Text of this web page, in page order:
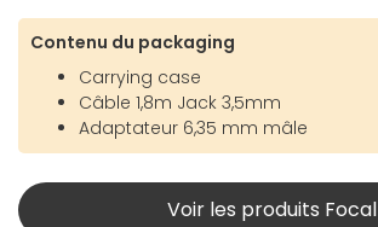
Contenu du packaging
Carrying case
Câble 1,8m Jack 3,5mm
Adaptateur 6,35 mm mâle
Voir les produits Focal